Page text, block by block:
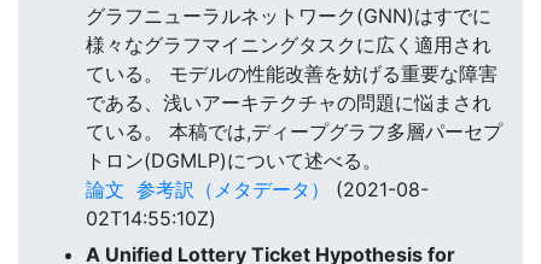
グラフニューラルネットワーク(GNN)はすでに
様々なグラフマイニングタスクに広く適用され
ている。 モデルの性能改善を妨げる重要な障害
である、浅いアーキテクチャの問題に悩まされ
ている。 本稿では,ディープグラフ多層パーセプ
トロン(DGMLP)について述べる。
論文 参考訳（メタデータ）
(2021-08-
02T14:55:10Z)
A Unified Lottery Ticket Hypothesis for